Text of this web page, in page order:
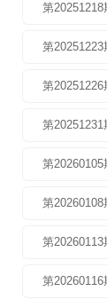
第20251218
第20251223
第20251226
第20251231
第20260105
第20260108
第20260113
第20260116